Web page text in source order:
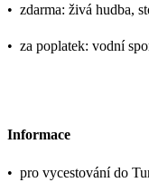
• zdarma: živá hudba,
• za poplatek: vodní
Informace
• pro vycestování do